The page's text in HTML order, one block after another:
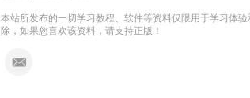
本站所发布的一切学习教程、软件等资料仅限用于学习体
除，如果您喜欢该资料，请支持正版！